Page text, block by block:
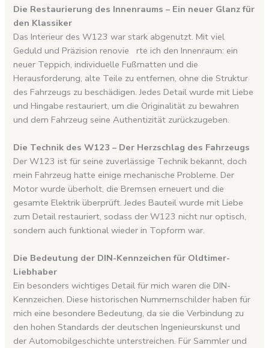
Die Restaurierung des Innenraums – Ein neuer Glanz für
den Klassiker
Das Interieur des W123 war stark abgenutzt. Mit viel
Geduld und Präzision renovie
rte ich den Innenraum: ein
neuer Teppich, individuelle Fußmatten und die
Herausforderung, alte Teile zu entfernen, ohne die Struktur
des Fahrzeugs zu beschädigen. Jedes Detail wurde mit Liebe
und Hingabe restauriert, um die Originalität zu bewahren
und dem Fahrzeug seine Authentizität zurückzugeben.
Die Technik des W123 – Der Herzschlag des Fahrzeugs
Der W123 ist für seine zuverlässige Technik bekannt, doch
mein Fahrzeug hatte einige mechanische Probleme. Der
Motor wurde überholt, die Bremsen erneuert und die
gesamte Elektrik überprüft. Jedes Bauteil wurde mit Liebe
zum Detail restauriert, sodass der W123 nicht nur optisch,
sondern auch funktional wieder in Topform war.
Die Bedeutung der DIN-Kennzeichen für Oldtimer-
Liebhaber
Ein besonders wichtiges Detail für mich waren die DIN-
Kennzeichen. Diese historischen Nummernschilder haben für
mich eine besondere Bedeutung, da sie die Verbindung zu
den hohen Standards der deutschen Ingenieurskunst und
der Automobilgeschichte unterstreichen. Für Sammler und